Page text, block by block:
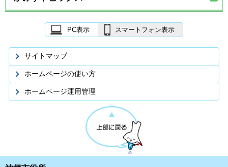
PC表示 スマートフォン表示
サイトマップ
ホームページの使い方
ホームページ運用管理